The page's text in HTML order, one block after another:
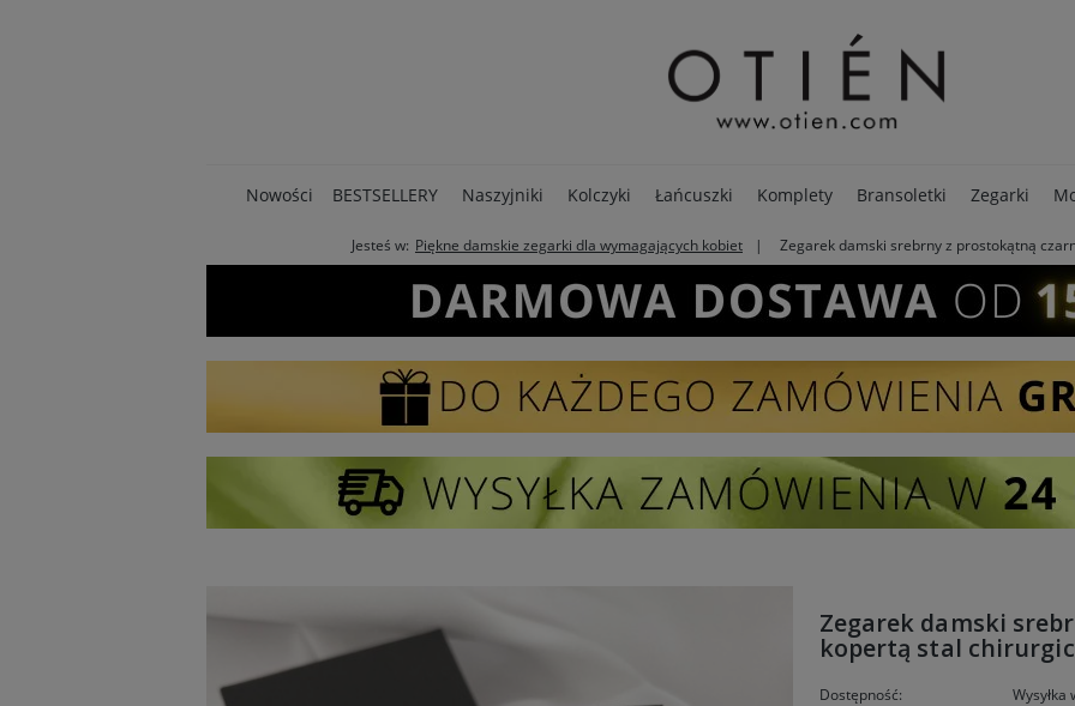
Nowości BESTSELLERY Naszyjniki Kolczyki Łańcuszki Komplety Bransoletki Zegarki
PREMIUM Opakowania Pierścionki SALE - 80%
Jesteś w: Piękne damskie zegarki dla wymagających kobiet Zegarek damski srebrny z prostokątną
Zegarek damski
kopertą stal
Dostępność:
Wysyłka